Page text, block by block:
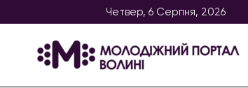
Четвер, 6 Серпня, 2026